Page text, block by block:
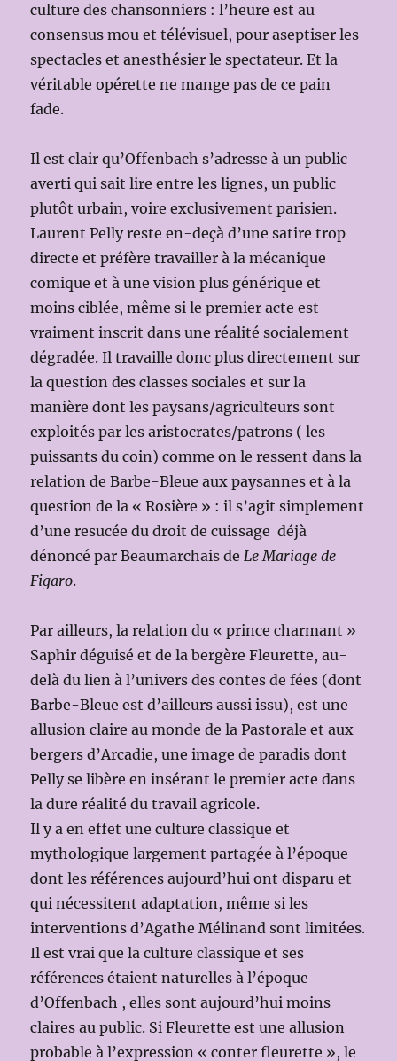
culture des chansonniers : l’heure est au
consensus mou et télévisuel, pour aseptiser les
spectacles et anesthésier le spectateur. Et la
véritable opérette ne mange pas de ce pain
fade.
Il est clair qu’Offenbach s’adresse à un public
averti qui sait lire entre les lignes, un public
plutôt urbain, voire exclusivement parisien.
Laurent Pelly reste en-deçà d’une satire trop
directe et préfère travailler à la mécanique
comique et à une vision plus générique et
moins ciblée, même si le premier acte est
vraiment inscrit dans une réalité socialement
dégradée. Il travaille donc plus directement sur
la question des classes sociales et sur la
manière dont les paysans/agriculteurs sont
exploités par les aristocrates/patrons ( les
puissants du coin) comme on le ressent dans la
relation de Barbe-Bleue aux paysannes et à la
question de la « Rosière » : il s’agit simplement
d’une resucée du droit de cuissage déjà
dénoncé par Beaumarchais deLe Mariage de
Figaro.
Par ailleurs, la relation du « prince charmant »
Saphir déguisé et de la bergère Fleurette, au-
delà du lien à l’univers des contes de fées (dont
Barbe-Bleue est d’ailleurs aussi issu), est une
allusion claire au monde de la Pastorale et aux
bergers d’Arcadie, une image de paradis dont
Pelly se libère en insérant le premier acte dans
la dure réalité du travail agricole.
Il y a en effet une culture classique et
mythologique largement partagée à l’époque
dont les références aujourd’hui ont disparu et
qui nécessitent adaptation, même si les
interventions d’Agathe Mélinand sont limitées.
Il est vrai que la culture classique et ses
références étaient naturelles à l’époque
d’Offenbach , elles sont aujourd’hui moins
claires au public. Si Fleurette est une allusion
probable à l’expression « conter fleurette », le